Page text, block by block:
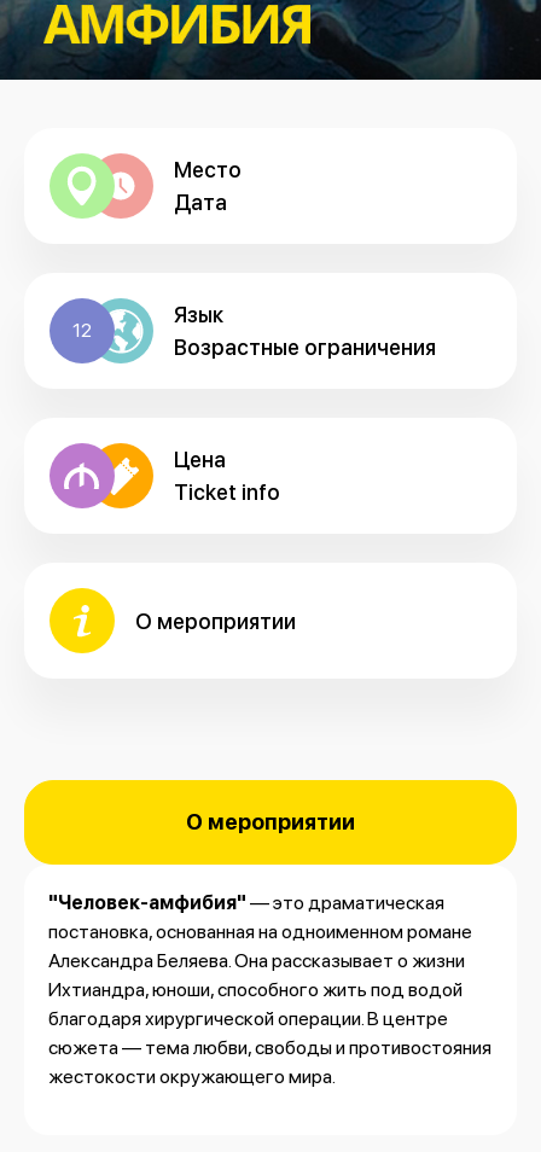
Место
Дата
12
Язык
Возрастные ограничения
Цена
Ticket info
О мероприятии
О мероприятии
"Человек-амфибия" — это драматическая
постановка, основанная на одноименном романе
Александра Беляева. Она рассказывает о жизни
Ихтиандра, юноши, способного жить под водой
благодаря хирургической операции. В центре
сюжета — тема любви, свободы и противостояния
жестокости окружающего мира.